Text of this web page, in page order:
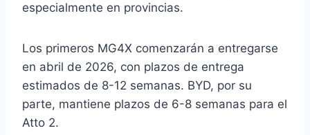
especialmente en provincias.
Los primeros MG4X comenzarán a entregarse
en abril de 2026, con plazos de entrega
estimados de 8-12 semanas. BYD, por su
parte, mantiene plazos de 6-8 semanas para el
Atto 2.